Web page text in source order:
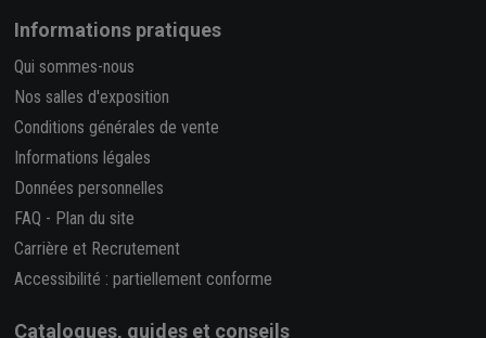
Informations pratiques
Qui sommes-nous
Nos salles d'exposition
Conditions générales de vente
Informations légales
Données personnelles
FAQ - Plan du site
Carrière et Recrutement
Accessibilité : partiellement conforme
Catalogues, guides et conseils